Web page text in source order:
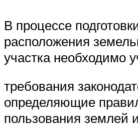
В процессе
расположения
участка необходимо
требования
определяющие
пользования землей